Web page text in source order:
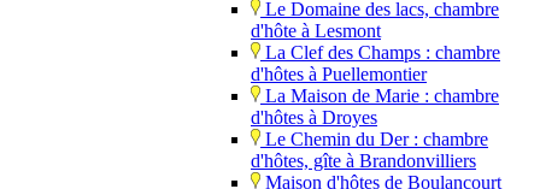
Le Domaine des lacs, chambre
d'hôte à Lesmont
La Clef des Champs : chambre
d'hôtes à Puellemontier
La Maison de Marie : chambre
d'hôtes à Droyes
Le Chemin du Der : chambre
d'hôtes, gîte à Brandonvilliers
Maison d'hôtes de Boulancourt